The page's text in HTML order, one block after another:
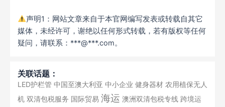
声明1：网站文章来自于本官网编写发表或转载自其它
媒体，未经许可，谢绝以任何形式转载，若有版权等任何
疑问，请联系：***@***.com。
关联话题：
LED护栏管 中国至澳大利亚 中小企业 健身器材 农用植保无人
机 双清包税服务 国际贸易 海运 澳洲双清包税专线 跨境运